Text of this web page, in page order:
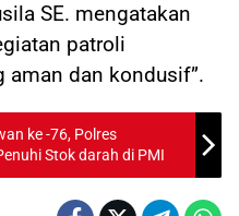
SE. mengatakan
patroli
aman dan kondusif”.
ke -76, Polres
Stok darah di PMI